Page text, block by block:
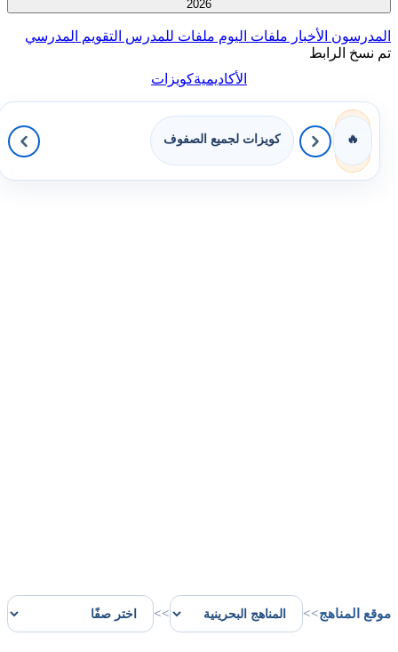
2026
المدرسون الأخبار ملفات اليوم ملفات للمدرس التقويم المدرسي
تم نسخ الرابط
الأكاديميةكويزات
🔥 كويزات لجميع الصفوف
موقع المناهج>>
>>